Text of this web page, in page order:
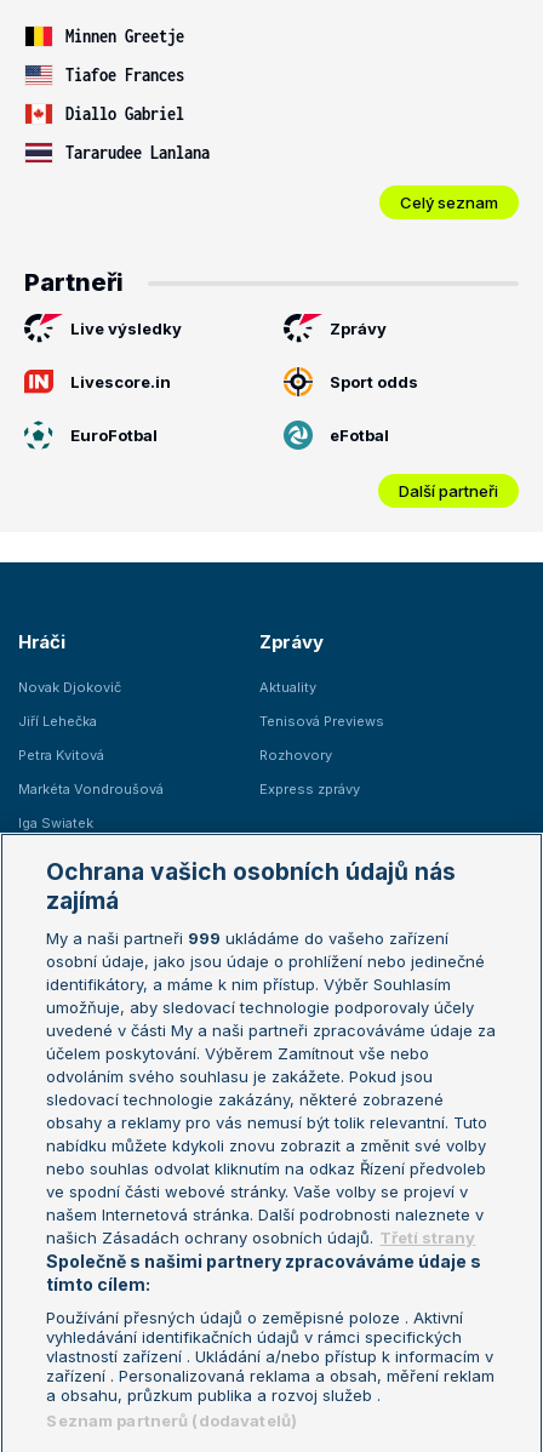
Minnen Greetje
Tiafoe Frances
Diallo Gabriel
Tararudee Lanlana
Celý seznam
Partneři
Live výsledky Zprávy
Livescore.in Sport odds
EuroFotbal eFotbal
Další partneři
Hráči
Novak Djokovič
Jiří Lehečka
Petra Kvitová
Markéta Vondroušová
Iga Swiatek
Zprávy
Aktuality
Tenisová Previews
Rozhovory
Express zprávy
Žebříčky
Žebříček ATP (muži)
Žebříček WTA (ženy)
Sázkařský žebříček
Australian Open
French Open
Wimbledon
US Open
Turnaj mistrů
Turnaj mistryň
Aktualní trendy
Fotbalové přestupy
Livesport Daily
LS Prague Open
Podmínky užití
Nastavení soukromí
GDPR a žurnalistika
Reklama
Kontakt
Informace o zpracování osobních
údajů
Ochrana vašich osobních údajů nás
zajímá
My a naši partneři 999 ukládáme do vašeho zařízení
osobní údaje, jako jsou údaje o prohlížení nebo jedinečné
identifikátory, a máme k nim přístup. Výběr Souhlasím
umožňuje, aby sledovací technologie podporovaly účely
uvedené v části My a naši partneři zpracováváme údaje za
účelem poskytování. Výběrem Zamítnout vše nebo
odvoláním svého souhlasu je zakážete. Pokud jsou
sledovací technologie zakázány, některé zobrazené
obsahy a reklamy pro vás nemusí být tolik relevantní. Tuto
nabídku můžete kdykoli znovu zobrazit a změnit své volby
nebo souhlas odvolat kliknutím na odkaz Řízení předvoleb
ve spodní části webové stránky. Vaše volby se projeví v
našem Internetová stránka. Další podrobnosti naleznete v
našich Zásadách ochrany osobních údajů. Třetí strany
Společně s našimi partnery zpracováváme údaje s
tímto cílem:
Používání přesných údajů o zeměpisné poloze . Aktivní
vyhledávání identifikačních údajů v rámci specifických
vlastností zařízení . Ukládání a/nebo přístup k informacím v
zařízení . Personalizovaná reklama a obsah, měření reklam
a obsahu, průzkum publika a rozvoj služeb .
Seznam partnerů (dodavatelů)